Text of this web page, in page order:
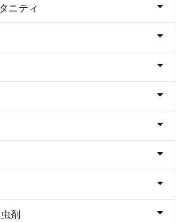
ニティ
剤